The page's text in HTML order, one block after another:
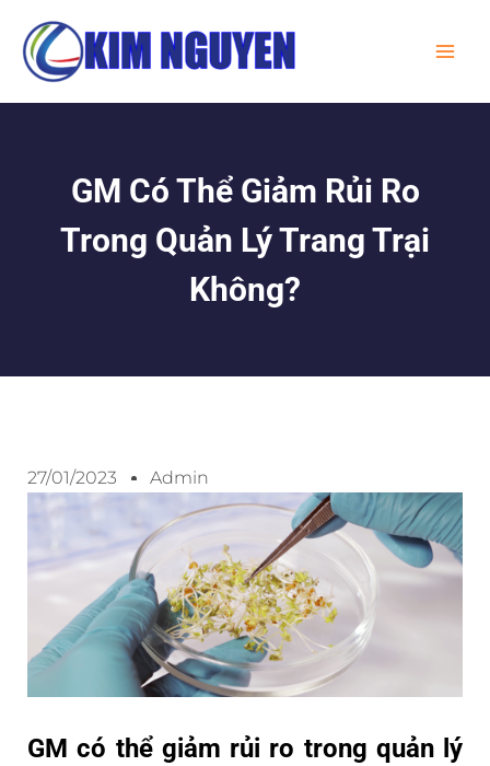
content
GM Có Thể Giảm Rủi Ro
Trong Quản Lý Trang Trại
Không?
27/01/2023 Admin
GM có thể giảm rủi ro trong quản lý